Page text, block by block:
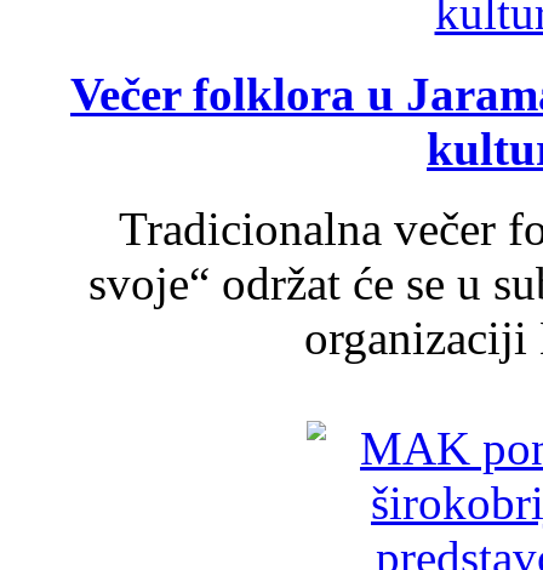
Večer folklora u
Tradicionalna večer
svoje“ održat će se u
organizaciji